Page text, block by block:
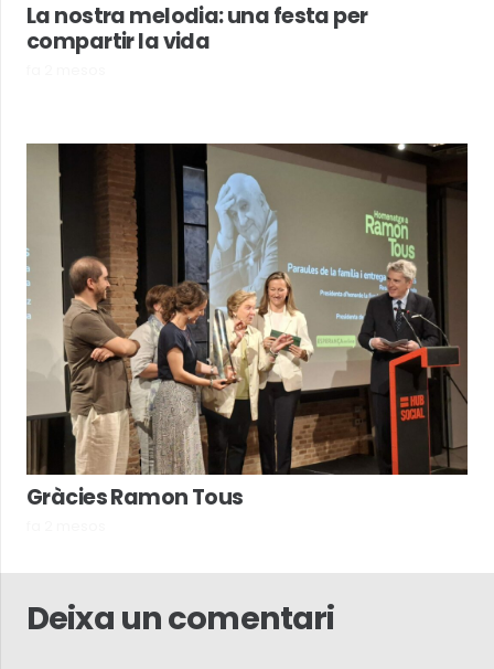
La nostra melodia: una festa per
compartir la vida
Gràcies Ramon Tous
Deixa un comentari